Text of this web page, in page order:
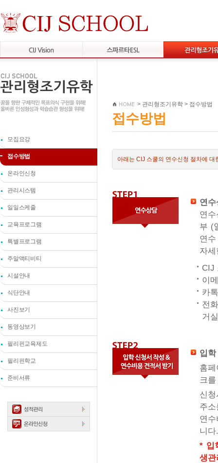
모집요강
접수방법
온라인신청
관리시스템
일일스케줄
교육프로그램
특별프로그램
주말액티비티
시설안내
식단안내
사진보기
동영상보기
필리핀교육제도
필리핀학교
준비서류
접수방법
> 관리형조기유학 > 접수방법
아래는 CIJ 스쿨의 연수신청 절차에
연
연
부 (
연
자
CIJ
이
카
전
거
입
홈
크
신
주
연
니다.
* 입
생